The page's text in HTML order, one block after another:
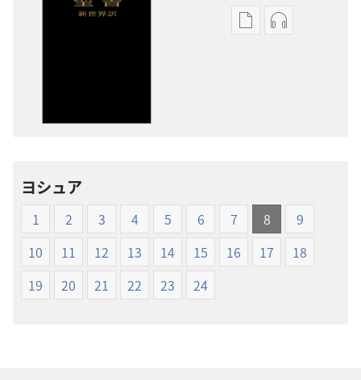
出
オ
プ
ショ
ン
オー
オ
プ
ショ
ン
ヨシュア
1 2 3 4 5 6 7 8
9
10
11 12 13 14 15 16 17
18
19
20 21 22 23 24